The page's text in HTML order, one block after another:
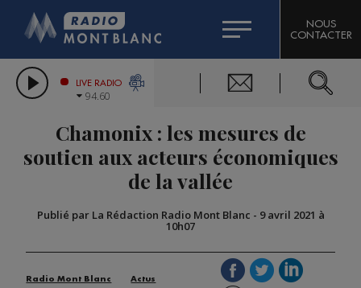
LES CHRONIQUES DE L'EXPERT
CITIZEN MACHINERY
GRAND MASSIF DOMAINES SKIABLES
BIGARD
COMPAGNIE DU MONT-BLANC
NOUS
CONTACTER
LIVE RADIO
94.60
Chamonix : les mesures de
soutien aux acteurs économiques
de la vallée
Publié par La Rédaction Radio Mont Blanc - 9 avril 2021 à
10h07
Radio Mont Blanc
Actus